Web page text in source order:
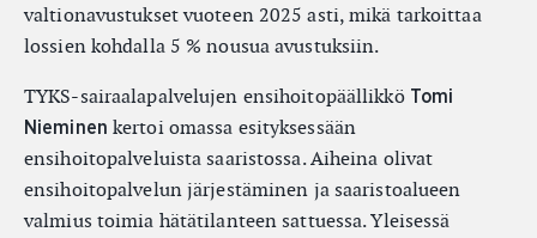
valtionavustukset vuoteen 2025 asti, mikä tarkoittaa
lossien kohdalla 5 % nousua avustuksiin.
TYKS-sairaalapalvelujen ensihoitopäällikkö Tomi
Nieminen kertoi omassa esityksessään
ensihoitopalveluista saaristossa. Aiheina olivat
ensihoitopalvelun järjestäminen ja saaristoalueen
valmius toimia hätätilanteen sattuessa. Yleisessä